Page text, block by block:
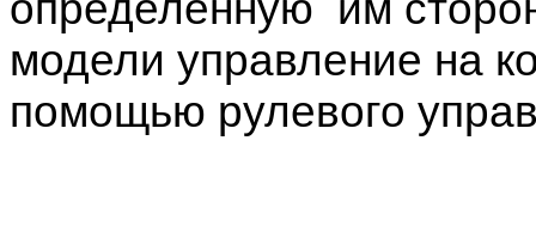
модели управление на
помощью рулевого